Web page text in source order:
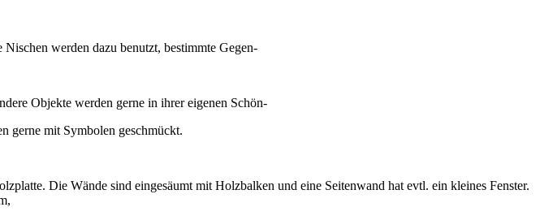
werden dazu benutzt, bestimmte Gegen-
Objekte werden gerne in ihrer eigenen Schön-
gerne mit Symbolen geschmückt.
Die Wände sind eingesäumt mit Holzbalken und eine Seitenwand hat evtl. ein kleines Fenster.